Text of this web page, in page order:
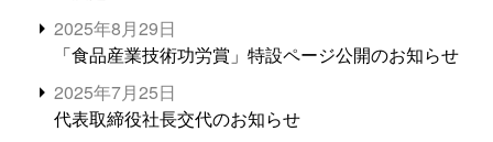
2025年8月29日
「食品産業技術功労賞」特設ページ公開のお知らせ
2025年7月25日
代表取締役社長交代のお知らせ